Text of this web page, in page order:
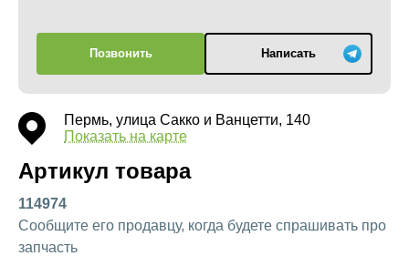
Позвонить Написать
Пермь, улица Сакко и Ванцетти, 140
Показать на карте
Артикул товара
114974
Сообщите его продавцу, когда будете спрашивать про
запчасть